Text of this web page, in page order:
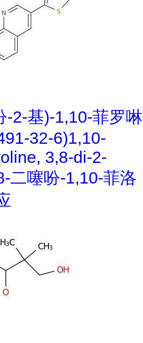
-2-基)-1,10-菲罗啉
32-6)1,10-
3,8-di-2-
二噻吩-1,10-菲洛